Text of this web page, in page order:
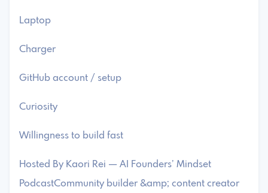
​Laptop
​Charger
​GitHub account / setup
​Curiosity
​Willingness to build fast
Hosted By ​Kaori Rei — AI Founders’ Mindset
PodcastCommunity builder &amp; content creator